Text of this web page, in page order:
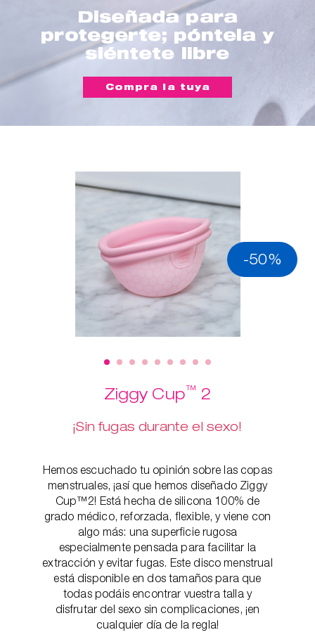
Diseñada para
protegerte; póntela y
siéntete libre
Compra la tuya
-50%
Ziggy Cup™ 2
¡Sin fugas durante el sexo!
Hemos escuchado tu opinión sobre las copas
menstruales, ¡así que hemos diseñado Ziggy
Cup™2! Está hecha de silicona 100% de
grado médico, reforzada, flexible, y viene con
algo más: una superficie rugosa
especialmente pensada para facilitar la
extracción y evitar fugas. Este disco menstrual
está disponible en dos tamaños para que
todas podáis encontrar vuestra talla y
disfrutar del sexo sin complicaciones, ¡en
cualquier día de la regla!